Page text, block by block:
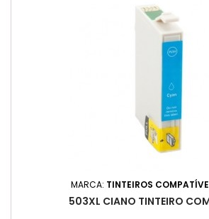
MARCA: TINTEIROS
503XL CIANO TINTEIRO